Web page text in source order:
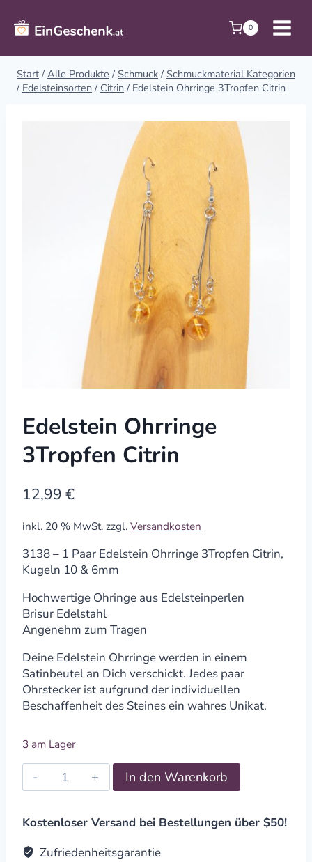
Inhalt
springen
0
Start / Alle Produkte / Schmuck / Schmuckmaterial Kategorien
/ Edelsteinsorten / Citrin / Edelstein Ohrringe 3Tropfen Citrin
Edelstein Ohrringe
3Tropfen Citrin
12,99 €
inkl. 20 % MwSt. zzgl. Versandkosten
3138 – 1 Paar Edelstein Ohrringe 3Tropfen Citrin,
Kugeln 10 & 6mm
Hochwertige Ohringe aus Edelsteinperlen
Brisur Edelstahl
Angenehm zum Tragen
Deine Edelstein Ohrringe werden in einem
Satinbeutel an Dich verschickt. Jedes paar
Ohrstecker ist aufgrund der individuellen
Beschaffenheit des Steines ein wahres Unikat.
3 am Lager
Edelstein
Ohrringe
Citrin
In den Warenkorb
Kostenloser Versand bei Bestellungen über $50!
Zufriedenheitsgarantie